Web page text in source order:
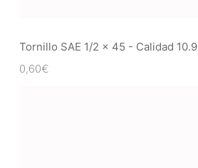
Tornillo SAE 1/2 x 45 - Calidad 10.9
0,60€